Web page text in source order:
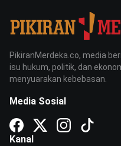
PikiranMerdeka.co, media
isu hukum, politik, dan
menyuarakan kebebasan.
Media Sosial
Kanal